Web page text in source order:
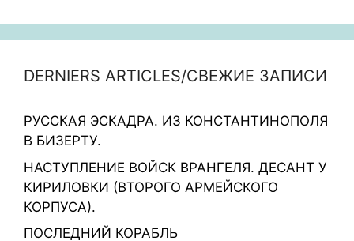
DERNIERS ARTICLES/СВЕЖИЕ ЗАПИСИ
РУССКАЯ ЭСКАДРА. ИЗ КОНСТАНТИНОПОЛЯ
В БИЗЕРТУ.
НАСТУПЛЕНИЕ ВОЙСК ВРАНГЕЛЯ. ДЕСАНТ У
КИРИЛОВКИ (ВТОРОГО АРМЕЙСКОГО
КОРПУСА).
ПОСЛЕДНИЙ КОРАБЛЬ